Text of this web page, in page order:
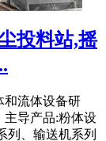
投料站,摇
和流体设备研
主导产品:粉体设
列、输送机系列